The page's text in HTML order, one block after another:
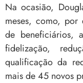
Na ocasião,
meses, como, por
de beneficiários,
fidelização,
qualificação da
mais de 45 novos